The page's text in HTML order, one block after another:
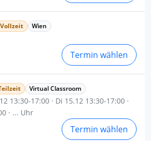
Vollzeit Wien
Termin wählen
Virtual Classroom
13:30-17:00 · Di 15.12 13:30-17:00 ·
· ... Uhr
Termin wählen